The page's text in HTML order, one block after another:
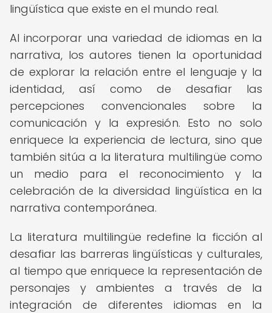
lingüística que existe en el mundo real.
Al incorporar una variedad de idiomas en la
narrativa, los autores tienen la oportunidad
de explorar la relación entre el lenguaje y la
identidad, así como de desafiar las
percepciones convencionales sobre la
comunicación y la expresión. Esto no solo
enriquece la experiencia de lectura, sino que
también sitúa a la literatura multilingüe como
un medio para el reconocimiento y la
celebración de la diversidad lingüística en la
narrativa contemporánea.
La literatura multilingüe redefine la ficción al
desafiar las barreras lingüísticas y culturales,
al tiempo que enriquece la representación de
personajes y ambientes a través de la
integración de diferentes idiomas en la